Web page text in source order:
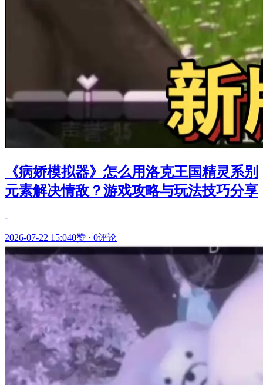
《病娇模拟器》怎么用洛克王国精灵系别
元素解决情敌？游戏攻略与玩法技巧分享
-
2026-07-22 15:040赞 · 0评论